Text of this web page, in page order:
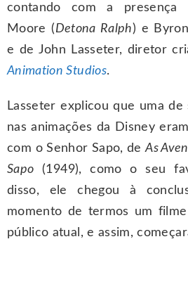
contando com a presença
Moore (Detona Ralph) e
e de John Lasseter, diretor
Animation Studios.
Lasseter explicou que uma de
nas animações da Disney
com o Senhor Sapo, deAs
Sapo (1949), como o seu
disso, ele chegou à
momento de termos um
público atual, e assim,